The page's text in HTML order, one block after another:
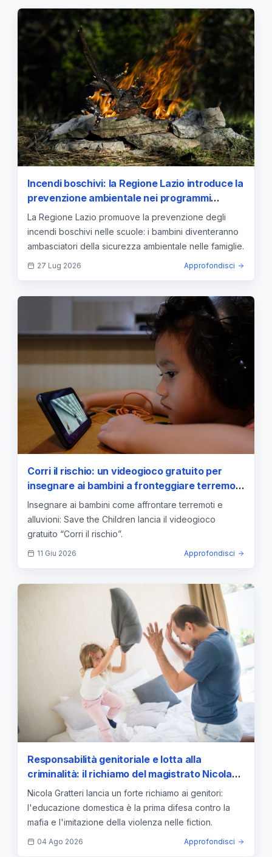
Incendi boschivi: la Regione Lazio introduce la
prevenzione ambientale nei programmi
scolastici
La Regione Lazio promuove la prevenzione degli
incendi boschivi nelle scuole: i bambini diventeranno
ambasciatori della sicurezza ambientale nelle famiglie.
27 Lug 2026 Approfondisci
Corri il rischio: un videogioco gratuito per
insegnare ai bambini a fronteggiare terremoti
e alluvioni
Insegnare ai bambini come affrontare terremoti e
alluvioni: Save the Children lancia il videogioco
gratuito “Corri il rischio”.
11 Giu 2026 Approfondisci
Responsabilità genitoriale e lotta alla
criminalità: il richiamo del magistrato Nicola
Gratteri sull'educazione dei minori
Nicola Gratteri lancia un forte richiamo ai genitori:
l'educazione domestica è la prima difesa contro la
mafia e l'imitazione della violenza nelle fiction.
04 Ago 2026 Approfondisci